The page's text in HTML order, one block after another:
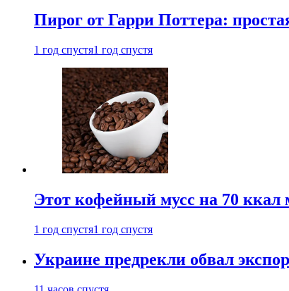
Пирог от Гарри Поттера:
1 год спустя1 год спустя
Этот кофейный мусс на 70 ккал
1 год спустя1 год спустя
Украине предрекли обвал